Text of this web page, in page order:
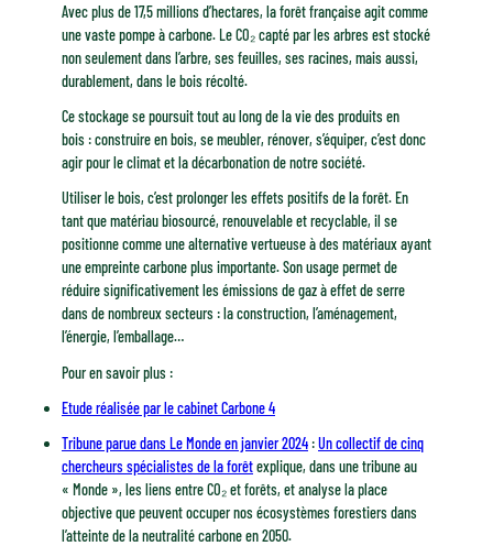
Avec plus de 17,5 millions d’hectares, la forêt française agit comme
une vaste pompe à carbone. Le CO₂ capté par les arbres est stocké
non seulement dans l’arbre, ses feuilles, ses racines, mais aussi,
durablement, dans le bois récolté.
Ce stockage se poursuit tout au long de la vie des produits en
bois : construire en bois, se meubler, rénover, s’équiper, c’est donc
agir pour le climat et la décarbonation de notre société.
Utiliser le bois, c’est prolonger les effets positifs de la forêt. En
tant que matériau biosourcé, renouvelable et recyclable, il se
positionne comme une alternative vertueuse à des matériaux ayant
une empreinte carbone plus importante. Son usage permet de
réduire significativement les émissions de gaz à effet de serre
dans de nombreux secteurs : la construction, l’aménagement,
l’énergie, l’emballage…
Pour en savoir plus :
Etude réalisée par le cabinet Carbone 4
Tribune parue dans Le Monde en janvier 2024 :Un collectif de cinq
chercheurs spécialistes de la forêtexplique, dans une tribune au
« Monde », les liens entre CO₂ et forêts, et analyse la place
objective que peuvent occuper nos écosystèmes forestiers dans
l’atteinte de la neutralité carbone en 2050.